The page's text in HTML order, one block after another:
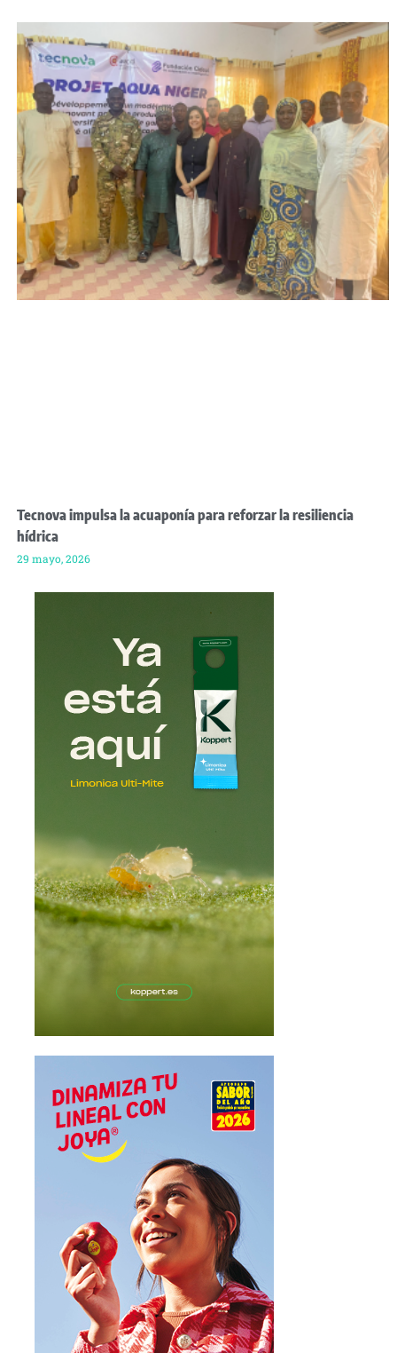
Tecnova impulsa la acuaponía para reforzar la resiliencia
hídrica
29 mayo, 2026